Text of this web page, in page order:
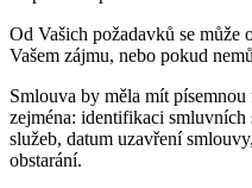
Od Vašich požadavků se
Vašem zájmu, nebo pokud
Smlouva by měla mít
zejména: identifikaci smluvních
služeb, datum uzavření
obstarání.